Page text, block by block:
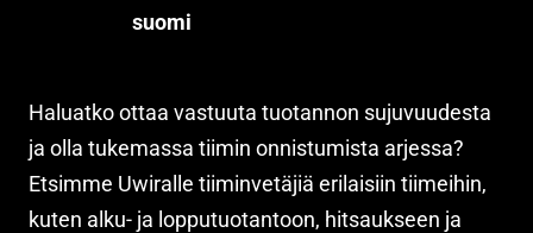
Haluatko ottaa vastuuta tuotannon sujuvuudesta
ja olla tukemassa tiimin onnistumista arjessa?
Etsimme Uwiralle tiiminvetäjiä erilaisiin tiimeihin,
kuten alku- ja lopputuotantoon, hitsaukseen ja
suomi